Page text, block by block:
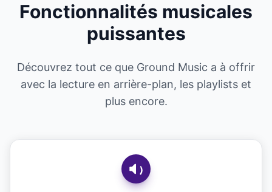
Fonctionnalités musicales
puissantes
Découvrez tout ce que Ground Music a à offrir
avec la lecture en arrière-plan, les playlists et
plus encore.